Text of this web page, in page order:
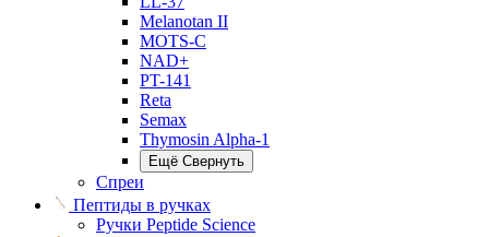
Melanotan II
MOTS-C
NAD+
PT-141
Reta
Semax
Thymosin Alpha-1
Ещё Свернуть
Спреи
Пептиды в ручках
Ручки Peptide Science